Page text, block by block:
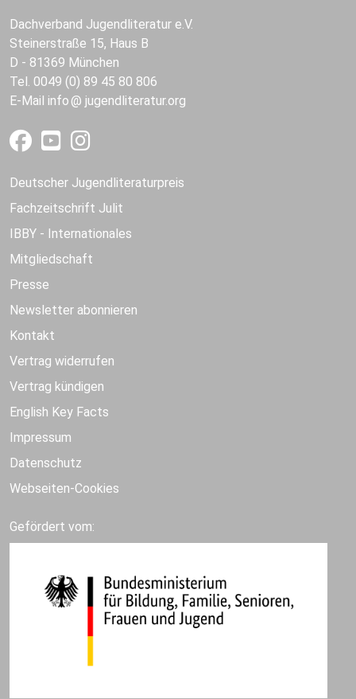
Dachverband Jugendliteratur e.V.
Steinerstraße 15, Haus B
D - 81369 München
Tel. 0049 (0) 89 45 80 806
E-Mail info jugendliteratur.org
Deutscher Jugendliteraturpreis
Fachzeitschrift Julit
IBBY - Internationales
Mitgliedschaft
Presse
Newsletter abonnieren
Kontakt
Vertrag widerrufen
Vertrag kündigen
English Key Facts
Impressum
Datenschutz
Webseiten-Cookies
Gefördert vom: